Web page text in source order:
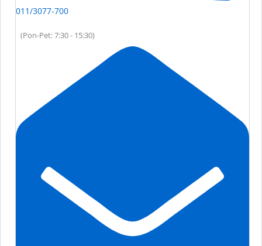
011/3077-700
(Pon-Pet: 7:30 - 15:30)